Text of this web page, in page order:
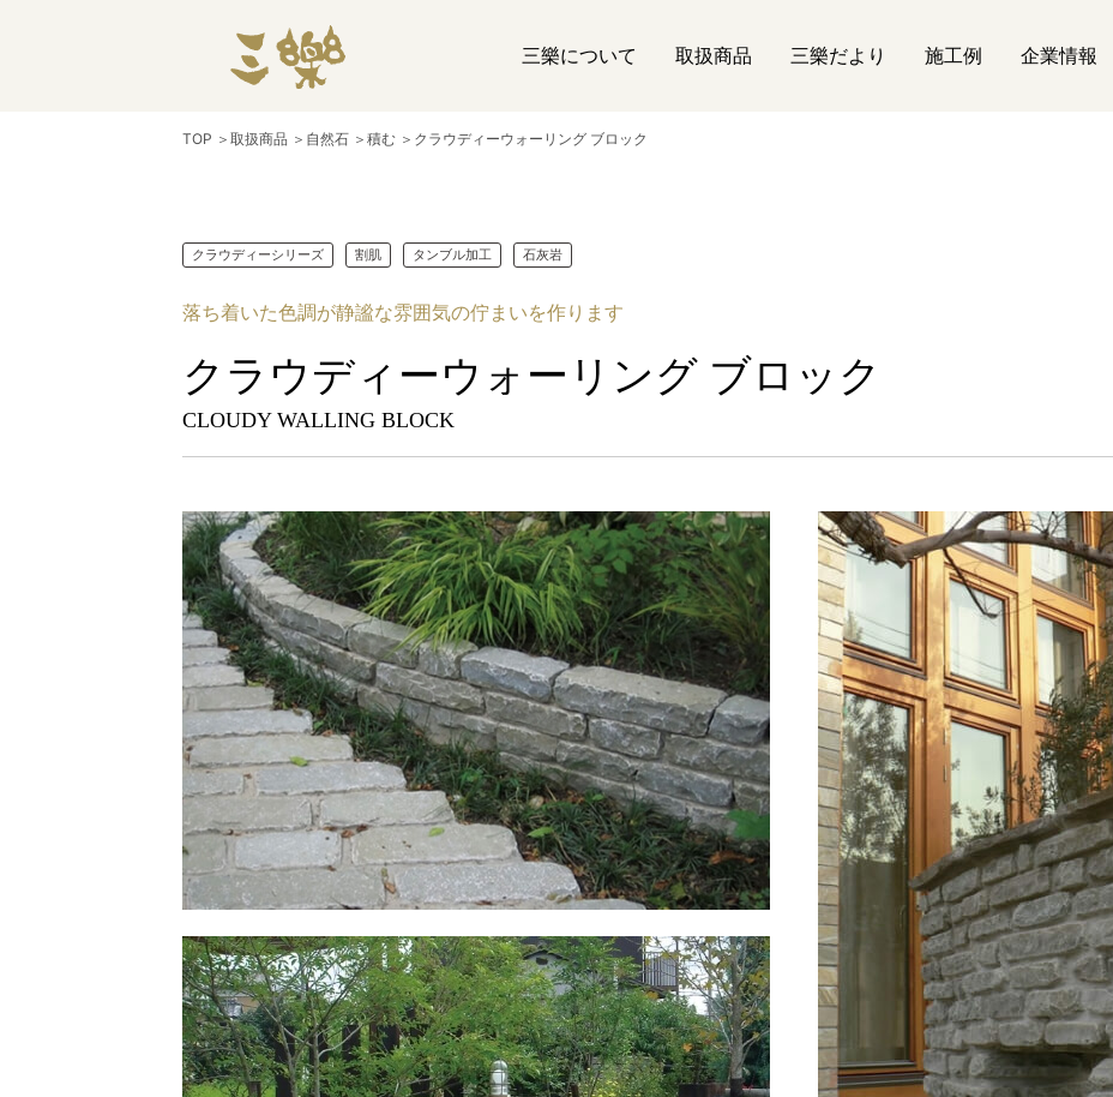
三樂について 取扱商品 三樂だより 施工例 企業情報
TOP ＞ 取扱商品 ＞ 自然石 ＞ 積む ＞ クラウディーウォーリング ブロック
クラウディーシリーズ 割肌 タンブル加工 石灰岩
落ち着いた色調が静謐な雰囲気の佇まいを作ります
クラウディーウォーリング ブロック
CLOUDY WALLING BLOCK